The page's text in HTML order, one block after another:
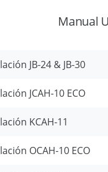
Manual
JB-24 & JB-30
JCAH-10 ECO
KCAH-11
OCAH-10 ECO